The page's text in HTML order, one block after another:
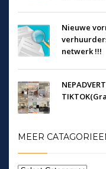
Nieuwe
netwerk !!!
MEER